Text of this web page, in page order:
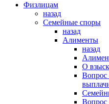
Физлицам
назад
Семейные споры
назад
Алименты
назад
О
Вопрос
Вопрос